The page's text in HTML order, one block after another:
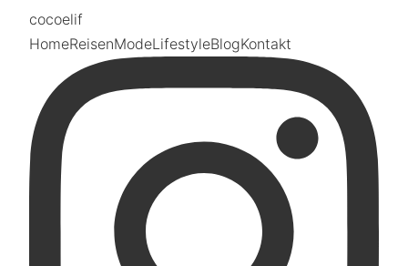
cocoelif
HomeReisenModeLifestyleBlogKontakt